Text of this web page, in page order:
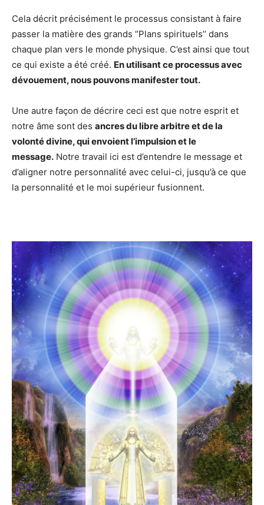
Cela décrit précisément le processus consistant à faire
passer la matière des grands ‘’Plans spirituels’’ dans
chaque plan vers le monde physique. C’est ainsi que tout
ce qui existe a été créé. En utilisant ce processus avec
dévouement, nous pouvons manifester tout.
Une autre façon de décrire ceci est que notre esprit et
notre âme sont des ancres du libre arbitre et de la
volonté divine, qui envoient l’impulsion et le
message. Notre travail ici est d’entendre le message et
d’aligner notre personnalité avec celui-ci, jusqu’à ce que
la personnalité et le moi supérieur fusionnent.